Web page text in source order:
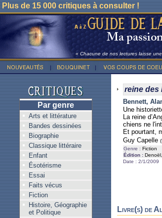
Plus de 15 000 critiques à consulter !
« Chacune de nos lectures laisse
Par genre
Arts et littérature
Bandes dessinées
Biographie
Classique littéraire
Enfant
Ésotérisme
Essai
Faits vécus
Fiction
Histoire, Géographie
et Politique
reine des
Bennett,
Une
La reine
chiens ne
Et pourtant,
Guy Capelle (
Genre : Fiction
Édition :
Date : 2/1/2009
Livre(s) de